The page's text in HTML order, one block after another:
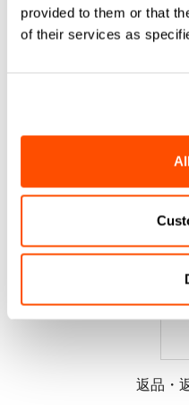
provided to them or that
of their services as
お問
日本語カ
24時間以内
返品・